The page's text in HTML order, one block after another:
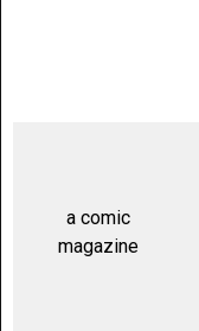
a comic
magazine